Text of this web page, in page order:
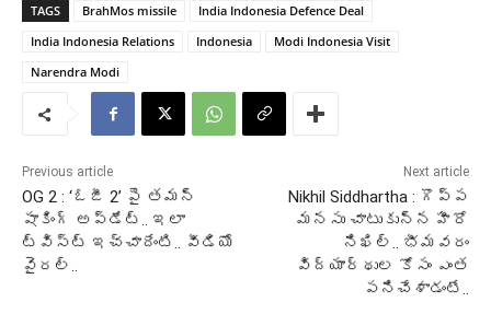
TAGS BrahMos missile
India Indonesia Defence Deal
India Indonesia Relations
Indonesia
Modi Indonesia Visit
Narendra Modi
Previous article
OG 2 : ‘ఓజీ 2’ పై తమన్
షాకింగ్ అప్డేట్.. ఇలా
ట్విస్ట్ ఇచ్చాదేంటి.. వీడియో
వైరల్..
Next article
Nikhil Siddhartha : గొప్ప
మనసు చాటుకున్న హీరో
నిఖిల్.. భీమవరం
విద్యార్థుల కోసం ఎంత
పనిచేశాడంటే..